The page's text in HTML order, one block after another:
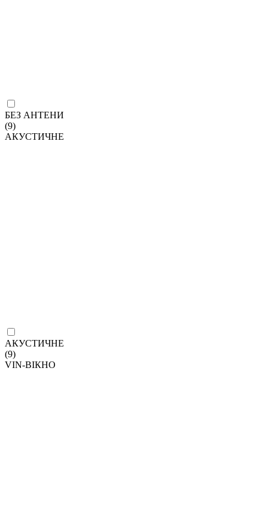
БЕЗ АНТЕНИ
(9)
АКУСТИЧНЕ
АКУСТИЧНЕ
(9)
VIN-ВІКНО